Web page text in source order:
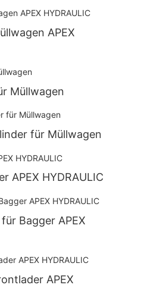
APEX
Müllwagen
für Müllwagen
APEX HYDRAULIC
Bagger APEX
APEX